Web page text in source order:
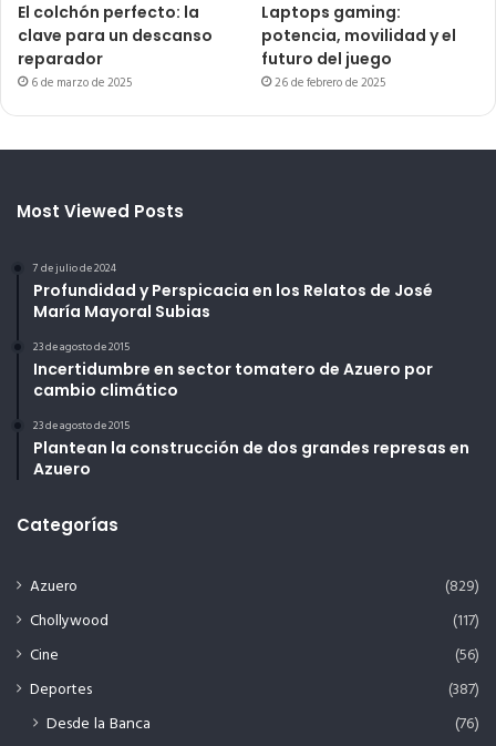
El colchón perfecto: la
clave para un descanso
reparador
6 de marzo de 2025
Laptops gaming:
potencia, movilidad y el
futuro del juego
26 de febrero de 2025
Most Viewed Posts
7 de julio de 2024
Profundidad y Perspicacia en los Relatos de José
María Mayoral Subias
23 de agosto de 2015
Incertidumbre en sector tomatero de Azuero por
cambio climático
23 de agosto de 2015
Plantean la construcción de dos grandes represas en
Azuero
Categorías
Azuero
(829)
Chollywood
(117)
Cine
(56)
Deportes
(387)
Desde la Banca (76)